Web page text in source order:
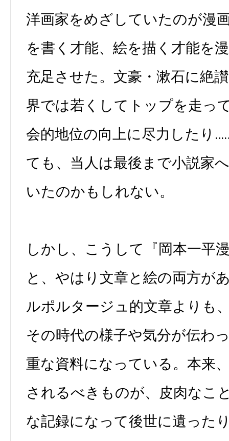
洋画家をめざしていたのが漫
を書く才能、絵を描く才能を
充足させた。文豪・漱石に絶
界では若くしてトップを走っ
会的地位の向上に尽力したり
ても、当人は最後まで小説家
いたのかもしれない。
しかし、こうして『岡本一平
と、やはり文章と絵の両方が
ルポルタージュ的文章よりも
その時代の様子や気分が伝わ
重な資料になっている。本来
されるべきものが、皮肉なこ
な記録になって後世に遺っ